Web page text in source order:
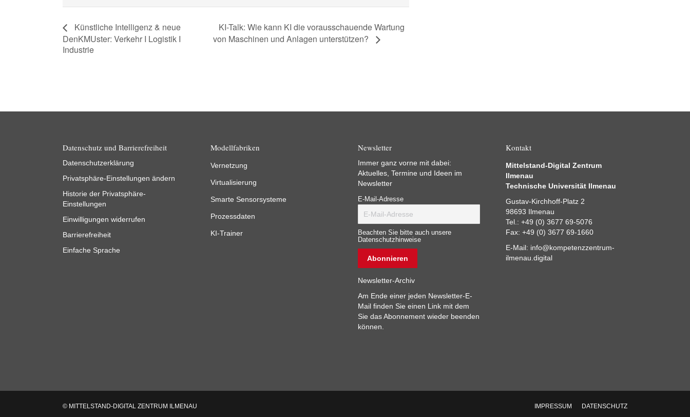
Künstliche Intelligenz & neue
DenKMUster: Verkehr I Logistik I
Industrie
KI-Talk: Wie kann KI die vorausschauende Wartung
von Maschinen und Anlagen unterstützen?
Datenschutz und Barrierefreiheit
Datenschutzerklärung
Privatsphäre-Einstellungen ändern
Historie der Privatsphäre-
Einstellungen
Einwilligungen widerrufen
Barrierefreiheit
Einfache Sprache
Modellfabriken
Vernetzung
Virtualisierung
Smarte Sensorsysteme
Prozessdaten
KI-Trainer
Newsletter
Immer ganz vorne mit dabei:
Aktuelles, Termine und Ideen im
Newsletter
E-Mail-Adresse
Beachten Sie bitte auch unsere
Datenschutzhinweise
Newsletter-Archiv
Am Ende einer jeden Newsletter-E-
Mail finden Sie einen Link mit dem
Sie das Abonnement wieder beenden
können.
Kontakt
Mittelstand-Digital Zentrum
Ilmenau
Technische Universität Ilmenau
Gustav-Kirchhoff-Platz 2
98693 Ilmenau
Tel.: +49 (0) 3677 69-5076
Fax: +49 (0) 3677 69-1660
E-Mail: info@kompetenzzentrum-
ilmenau.digital
© MITTELSTAND-DIGITAL ZENTRUM ILMENAU IMPRESSUM DATENSCHUTZ